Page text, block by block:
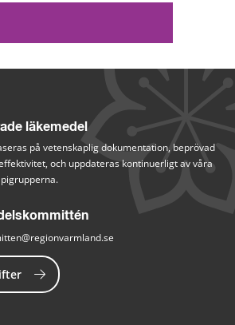
läkemedel
på vetenskaplig dokumentation, beprövad
och uppdateras kontinuerligt av våra